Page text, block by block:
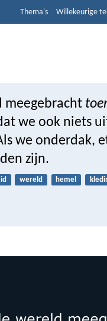
Thema's Willekeurige
meegebracht
we ook niets
we onderdak,
zijn.
wereld hemel